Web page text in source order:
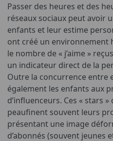
Passer des heures et des
réseaux sociaux peut avoir
enfants et leur estime
ont créé un
le nombre de « j’aime »
un indicateur direct de la
Outre la concurrence entre
également les enfants aux
d’influenceurs. Ces « stars
peaufinent souvent leurs
présentant une image
d’abonnés (souvent jeunes